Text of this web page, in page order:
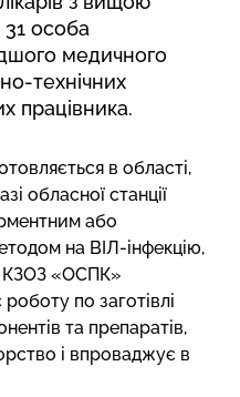
особа
медичного
технічних
працівника.
в області,
обласної станції
або
на ВІЛ-інфекцію,
КЗОЗ «ОСПК»
по заготівлі
та препаратів,
і впроваджує в